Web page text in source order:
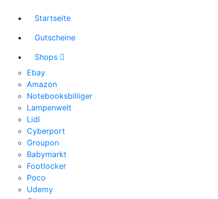
Startseite
Gutscheine
Shops
Ebay
Amazon
Notebooksbilliger
Lampenwelt
Lidl
Cyberport
Groupon
Babymarkt
Footlocker
Poco
Udemy